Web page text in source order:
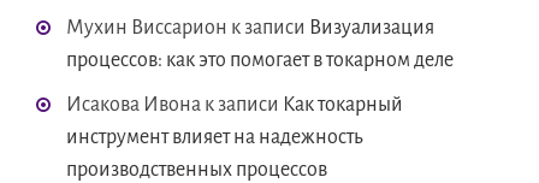
Мухин Виссарион к записи Визуализация
процессов: как это помогает в токарном деле
Исакова Ивона к записи Как токарный
инструмент влияет на надежность
производственных процессов